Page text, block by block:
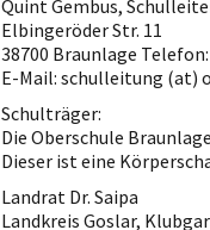
Quint Gembus,
Elbingeröder Str. 11
38700 Braunlage Telefon:
E-Mail: schulleitung (at)
Schulträger:
Die Oberschule
Dieser ist eine
Landrat Dr. Saipa
Landkreis Goslar,